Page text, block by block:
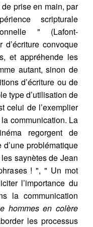
prise en main, par
scripturale
" (Lafont-
d’écriture convoque
et appréhende les
autant, sinon de
d’écriture ou de
type d’utilisation de
celui de l’exemplier
communication. La
regorgent de
problématique
saynètes de Jean
! ", " Un mot
l’importance du
la communication
hommes en colère
les processus